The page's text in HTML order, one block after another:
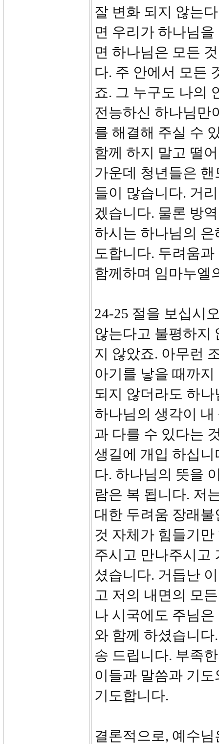
잘 변화 되지 않는
면 우리가 하나님
면 하나님은 모든
다. 주 안에서 모든
죠. 그 누구도 나의
전능하신 하나님만
를 해결해 주실 수
함께 하지 말고 떨
가운데 청년들은
들이 많습니다. 거
겠습니다. 물론 방
하시는 하나님의
도합니다. 두려움
함께하며 임마누엘
24-25 절을 보십시
않는다고 불평하지
지 않았죠. 아무런
아기를 낳을 때까
되지 않더라도 하
하나님의 생각이
과 다를 수 있다는
생길에 개입 하십
다. 하나님의 뜻을
람은 복 됩니다. 저
대한 두려움 장래
것 자체가 힘들기
주시고 만나주시고
셨습니다. 거듭난
고 저의 내면의 모
나 시국에도 주님
와 함께 하셨습니
송 드립니다. 부족
이들과 말씀과 기
기도합니다.
결론적으로, 예수